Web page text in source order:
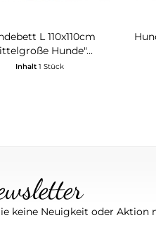
L 110x110cm
Hunde"...
Inhalt 1 Stück
keine Neuigkeit oder